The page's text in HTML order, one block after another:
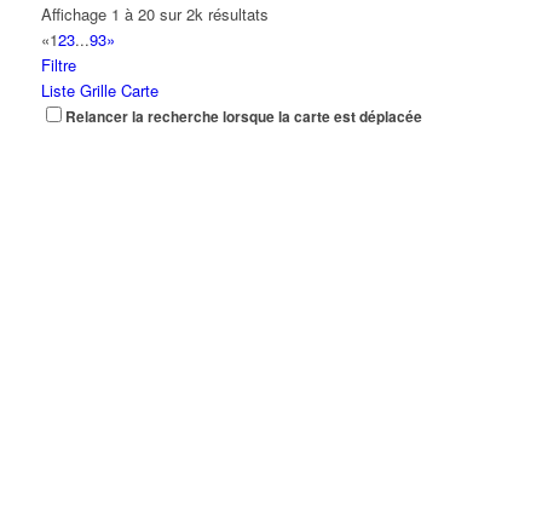
Affichage 1 à 20 sur 2k résultats
«123...93»
Filtre
Liste Grille Carte
Relancer la recherche lorsque la carte est déplacée